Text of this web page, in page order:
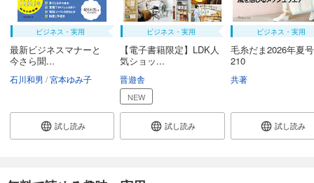
ビジネス・実用
最新ビジネスマナーと
今さら聞...
石川和男 宮本ゆみ子
試し読み
ビジネス・実用
【電子書籍限定】LDK人
気ショッ...
晋遊舎
NEW
試し読み
ビジネス・実用
毛糸だま2026年夏
210
共著
試し読み